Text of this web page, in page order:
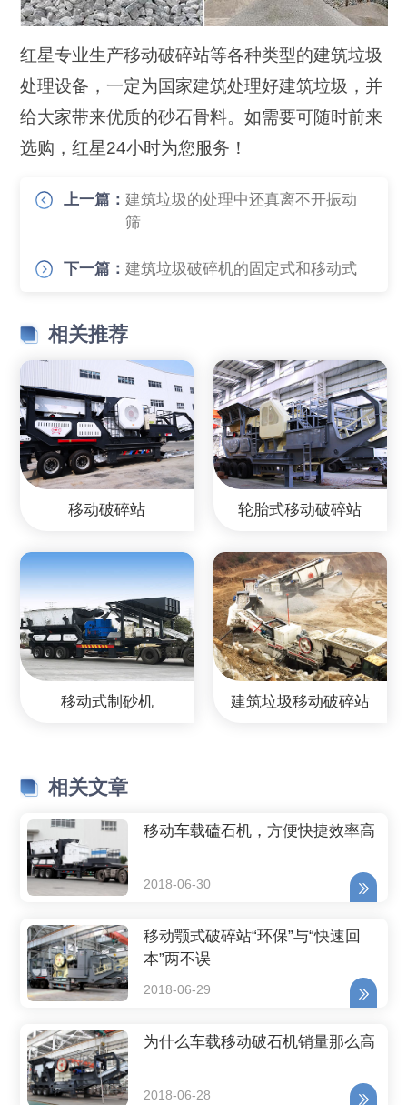
红星专业生产移动破碎站等各种类型的建筑垃圾
处理设备，一定为国家建筑处理好建筑垃圾，并
给大家带来优质的砂石骨料。如需要可随时前来
选购，红星24小时为您服务！
上一篇：建筑垃圾的处理中还真离不开振动
筛
下一篇：建筑垃圾破碎机的固定式和移动式
相关推荐
移动破碎站 轮胎式移动破碎站
移动式制砂机 建筑垃圾移动破碎站
相关文章
移动车载磕石机，方便快捷效率高
2018-06-30
移动颚式破碎站“环保”与“快速回
本”两不误
2018-06-29
为什么车载移动破石机销量那么高
2018-06-28